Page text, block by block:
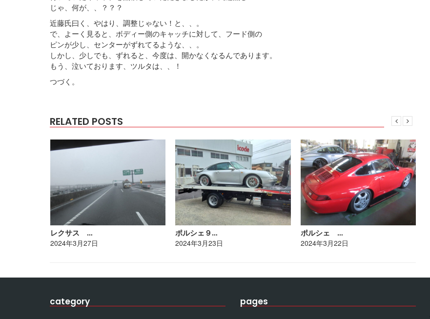
じゃ、何が、、？？？
近藤氏曰く、やはり、調整じゃない！と、、。
で、よーく見ると、ボディー側のキャッチに対して、フード側の
ピンが少し、センターがずれてるような、、。
しかし、少しでも、ずれると、今度は、開かなくなるんであります。
もう、泣いております、ツルタは、、！
つづく。
RELATED POSTS
レクサス …
2024年3月27日
ポルシェ９…
2024年3月23日
ポルシェ …
2024年3月22日
category pages